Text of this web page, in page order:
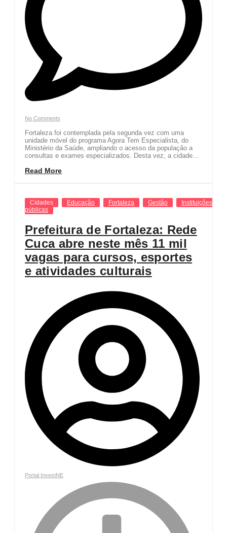
No Comments
Fortaleza foi contemplada pela segunda vez com uma
unidade móvel do programa Agora Tem Especialista, do
Ministério da Saúde, ampliando o acesso da população a
consultas e exames especializados. Desta vez, a cidade...
Read More
Cidades Educação Fortaleza Gestão
Instituições
públicas
Prefeitura de Fortaleza: Rede
Cuca abre neste mês 11 mil
vagas para cursos, esportes
e atividades culturais
Portal InvestNE